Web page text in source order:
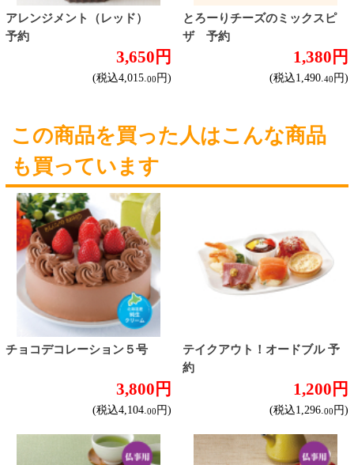
ご利用ガイド
オンライン専用お問い合わせ
新規ご利用登録
セイコーマートHOME
当サイトについて
個人情報保護方針
©Secoma Company, Ltd. 2016 All rights reserved.
20歳未満の方の酒類の購入や、飲酒は法律で禁
じられています。
法令に従って、20歳未満の方への酒類のご注文
はお受けできません。
また、酒類を受取に来られた方が20歳未満の場
合は、酒類のお渡しをお断りしております。
表示：スマートフォン｜
このサイトは、企業の実在証明と通信の暗号化
のため、サイバートラストのサーバ証明書